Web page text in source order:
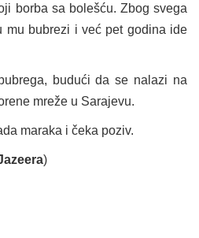
borba sa bolešću. Zbog svega
mu bubrezi i već pet godina ide
budući da se nalazi na
mreže u Sarajevu.
maraka i čeka poziv.
)